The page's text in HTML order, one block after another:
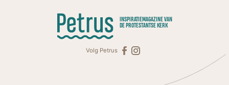
INSPIRATIEMAGAZINE VAN
DE PROTESTANTSE KERK
Volg Petrus